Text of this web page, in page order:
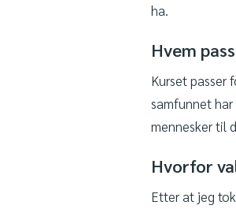
ha.
Hvem
Kurset passer
samfunnet har
mennesker til
Hvorfor
Etter at jeg